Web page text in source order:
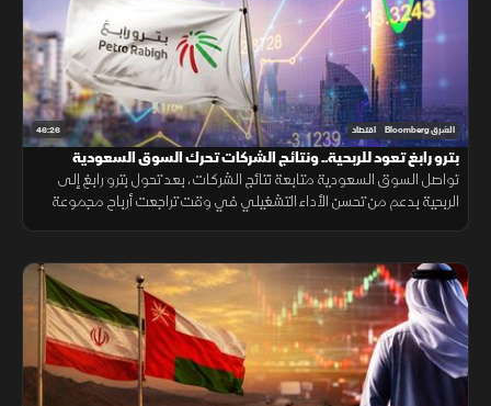
46:26 الشرق Bloomberg اقتصاد
بترو رابغ تعود للربحية.. ونتائج الشركات تحرك السوق السعودية
تواصل السوق السعودية متابعة نتائج الشركات، بعد تحول بترو رابغ إلى
الربحية بدعم من تحسن الأداء التشغيلي في وقت تراجعت أرباح مجموعة